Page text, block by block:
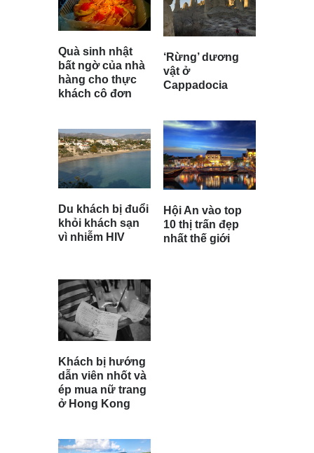
Quà sinh nhật
bất ngờ của nhà
hàng cho thực
khách cô đơn
Du khách bị đuổi
khỏi khách sạn
vì nhiễm HIV
‘Rừng’ dương
vật ở
Cappadocia
Hội An vào top
10 thị trấn đẹp
nhất thế giới
Khách bị hướng
dẫn viên nhốt và
ép mua nữ trang
ở Hong Kong